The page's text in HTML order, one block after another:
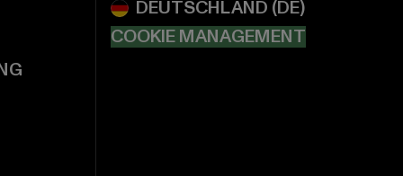
COOKIE MANAGEMENT